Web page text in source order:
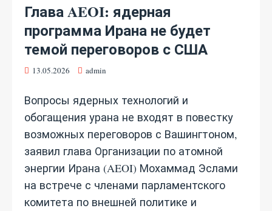
Глава AEOI: ядерная
программа Ирана не будет
темой переговоров с США
13.05.2026 admin
Вопросы ядерных технологий и
обогащения урана не входят в повестку
возможных переговоров с Вашингтоном,
заявил глава Организации по атомной
энергии Ирана (AEOI) Мохаммад Эслами
на встрече с членами парламентского
комитета по внешней политике и